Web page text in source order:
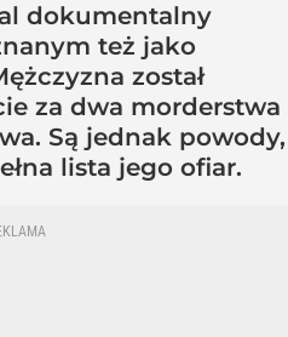
dokumentalny
też jako
został
za dwa morderstwa
Są jednak powody,
lista jego ofiar.